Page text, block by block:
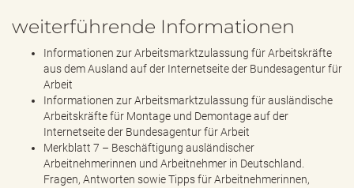
weiterführende Informationen
Informationen zur Arbeitsmarktzulassung für Arbeitskräfte
aus dem Ausland auf der Internetseite der Bundesagentur für
Arbeit
Informationen zur Arbeitsmarktzulassung für ausländische
Arbeitskräfte für Montage und Demontage auf der
Internetseite der Bundesagentur für Arbeit
Merkblatt 7 – Beschäftigung ausländischer
Arbeitnehmerinnen und Arbeitnehmer in Deutschland.
Fragen, Antworten sowie Tipps für Arbeitnehmerinnen,